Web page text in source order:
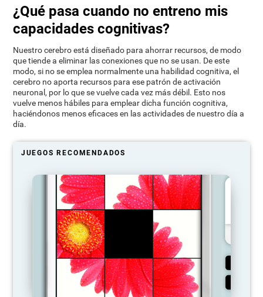
¿Qué pasa cuando no entreno mis
capacidades cognitivas?
Nuestro cerebro está diseñado para ahorrar recursos, de modo
que tiende a eliminar las conexiones que no se usan. De este
modo, si no se emplea normalmente una habilidad cognitiva, el
cerebro no aporta recursos para ese patrón de activación
neuronal, por lo que se vuelve cada vez más débil. Esto nos
vuelve menos hábiles para emplear dicha función cognitiva,
haciéndonos menos eficaces en las actividades de nuestro día a
día.
JUEGOS RECOMENDADOS